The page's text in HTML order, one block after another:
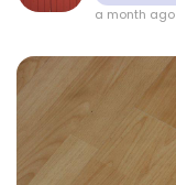
a month ago